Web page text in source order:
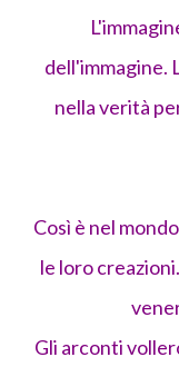
dell'immagine.
nella verità
Così è nel
le loro
Gli arconti